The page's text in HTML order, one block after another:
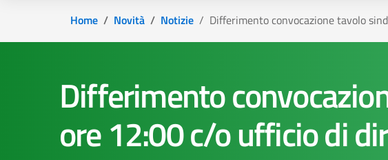
Home Novità Notizie Differimento convocazione tavolo
Differimento
ore 12:00 c/o ufficio di